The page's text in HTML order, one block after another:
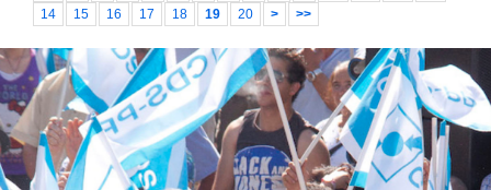
14
15 16 17 18 19 20 > >>